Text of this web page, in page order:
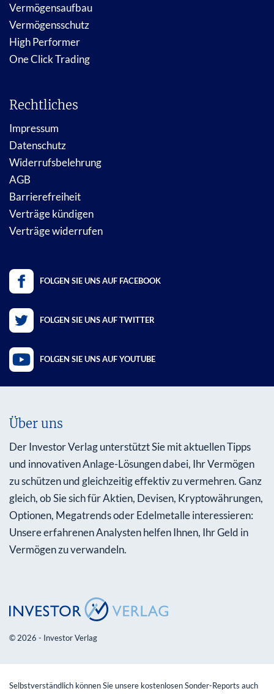
Vermögensaufbau
Vermögensschutz
High Performer
One Click Trading
Rechtliches
Impressum
Datenschutz
Widerrufsbelehrung
AGB
Barrierefreiheit
Verträge kündigen
Verträge widerrufen
FOLGEN SIE UNS AUF FACEBOOK
FOLGEN SIE UNS AUF TWITTER
FOLGEN SIE UNS AUF YOUTUBE
Über uns
Der Investor Verlag unterstützt Sie mit aktuellen Tipps
und innovativen Anlage-Lösungen dabei, Ihr Vermögen
zu schützen und gleichzeitig effektiv zu vermehren. Ganz
gleich, ob Sie sich für Aktien, Devisen, Kryptowährungen,
Optionen, Megatrends oder Edelmetalle interessieren:
Unsere erfahrenen Analysten helfen Ihnen, Ihr Geld in
Vermögen zu verwandeln.
© 2026 - Investor Verlag
Selbstverständlich können Sie unsere kostenlosen Sonder-Reports auch